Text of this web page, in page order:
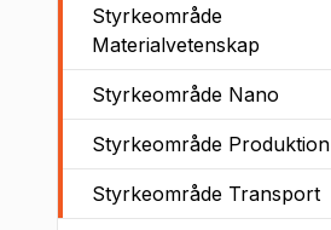
Styrkeområde
Materialvetenskap
Styrkeområde Nano
Styrkeområde Produktion
Styrkeområde Transport